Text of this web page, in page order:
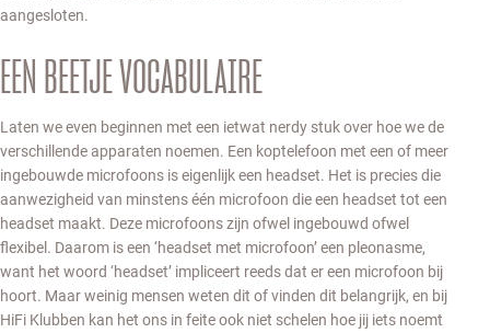
aangesloten.
EEN BEETJE VOCABULAIRE
Laten we even beginnen met een ietwat nerdy stuk over hoe we de
verschillende apparaten noemen. Een koptelefoon met een of meer
ingebouwde microfoons is eigenlijk een headset. Het is precies die
aanwezigheid van minstens één microfoon die een headset tot een
headset maakt. Deze microfoons zijn ofwel ingebouwd ofwel
flexibel. Daarom is een ‘headset met microfoon’ een pleonasme,
want het woord ‘headset’ impliceert reeds dat er een microfoon bij
hoort. Maar weinig mensen weten dit of vinden dit belangrijk, en bij
HiFi Klubben kan het ons in feite ook niet schelen hoe jij iets noemt